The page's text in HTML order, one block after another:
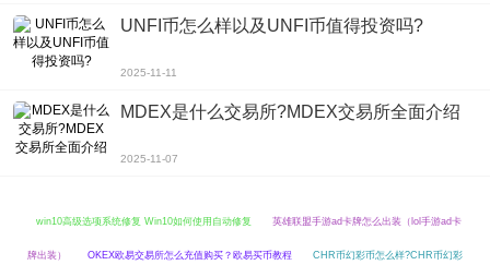
UNFI币怎么样以及UNFI币值得投资吗?
2025-11-11
MDEX是什么交易所?MDEX交易所全面介绍
2025-11-07
win10高级选项系统修复 Win10如何使用自动修复 英雄联盟手游ad卡牌怎么出装（lol手游ad卡
牌出装） OKEX欧易交易所怎么充值购买？欧易买币教程 CHR币幻彩币怎么样?CHR币幻彩